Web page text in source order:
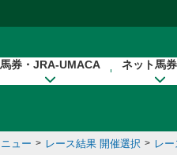
馬券・JRA-UMACA ネット馬
ュー > レース結果 開催選択 > レ